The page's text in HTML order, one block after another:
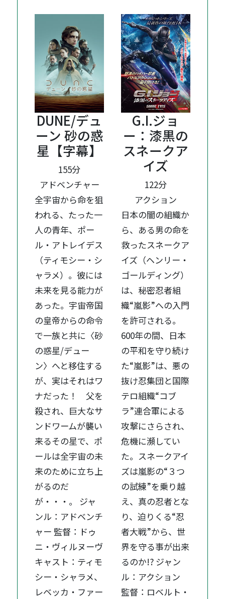
DUNE/デュ
ーン 砂の惑
星【字幕】
155分
アドベンチャー
全宇宙から命を狙
われる、たった一
人の青年、ポー
ル・アトレイデス
（ティモシー・シ
ャラメ）。彼には
未来を見る能力が
あった。宇宙帝国
の皇帝からの命令
で一族と共に〈砂
の惑星/デュー
ン〉へと移住する
が、実はそれはワ
ナだった！ 父を
殺され、巨大なサ
ンドワームが襲い
来るその星で、ポ
ールは全宇宙の未
来のために立ち上
がるのだ
が・・・。 ジャ
ンル：アドベンチ
ャー 監督：ドゥ
ニ・ヴィルヌーヴ
キャスト：ティモ
シー・シャラメ、
レベッカ・ファー
G.I.ジョ
ー：漆黒の
スネークア
イズ
122分
アクション
日本の闇の組織か
ら、ある男の命を
救ったスネークア
イズ（ヘンリー・
ゴールディング）
は、秘密忍者組
織“嵐影”への入門
を許可される。
600年の間、日本
の平和を守り続け
た“嵐影”は、悪の
抜け忍集団と国際
テロ組織“コブ
ラ”連合軍による
攻撃にさらされ、
危機に瀕してい
た。スネークアイ
ズは嵐影の“３つ
の試練”を乗り越
え、真の忍者とな
り、迫りくる“忍
者大戦”から、世
界を守る事が出来
るのか!? ジャン
ル：アクション
監督：ロベルト・